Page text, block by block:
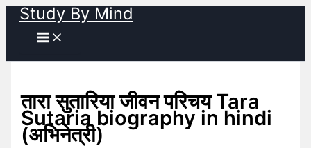
Skip
content
Study By Mind
तारा सुतारिया जीवन परिचय Tara
Sutaria biography in hindi
(अभिनेत्री)